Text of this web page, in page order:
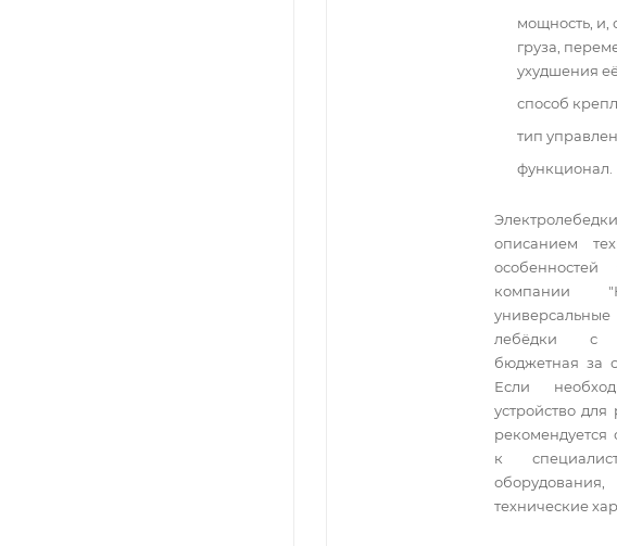
мощность, и,
груза,
ухудшения
способ
тип
функционал.
описанием
компании
лебёдки с
бюджетная за
Если
устройство
рекомендуется
к
технические